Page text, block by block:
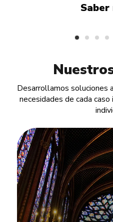
Saber
Desarrollamos soluciones
necesidades de cada